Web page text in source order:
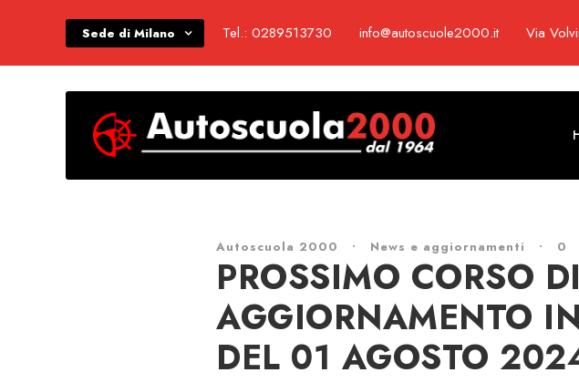
Sede di Milano Tel.: 0289513730 info@autoscuole2000.it Via
Autoscuola 2000 • News e aggiornamenti • 0
PROSSIMO CORSO
AGGIORNAMENTO
DEL 01 AGOSTO